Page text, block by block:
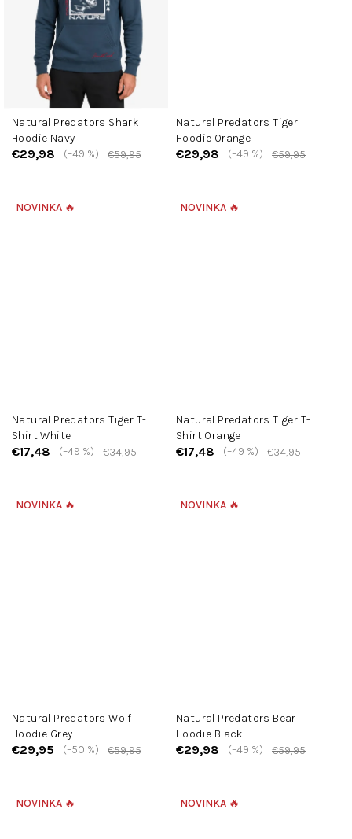
Natural Predators Shark
Hoodie Navy
€29,98 €59,95
(–49 %)
Natural Predators Tiger
Hoodie Orange
€29,98 €59,95
(–49 %)
NOVINKA 🔥
Natural Predators Tiger T-
Shirt White
€17,48 €34,95
(–49 %)
NOVINKA 🔥
Natural Predators Tiger T-
Shirt Orange
€17,48 €34,95
(–49 %)
NOVINKA 🔥
Natural Predators Wolf
Hoodie Grey
€29,95 €59,95
(–50 %)
NOVINKA 🔥
Natural Predators Bear
Hoodie Black
€29,98 €59,95
(–49 %)
NOVINKA 🔥 NOVINKA 🔥